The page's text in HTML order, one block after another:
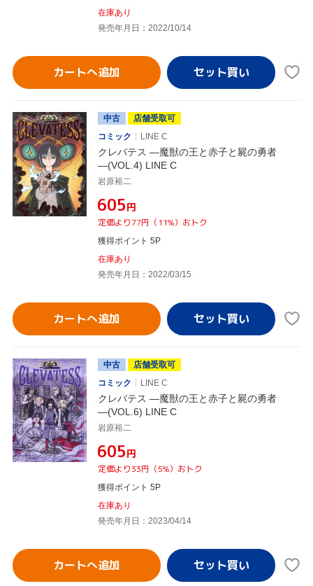
在庫あり
発売年月日：2022/10/14
カートへ追加
中古
店舗受取可
コミック
LINE C
クレバテス ―魔獣の王と赤子と屍の勇者
―(VOL.4) LINE C
岩原裕二
¥605円
定価より77円（11%）おトク
獲得ポイント 5P
在庫あり
発売年月日：2022/03/15
カートへ追加
中古
店舗受取可
コミック
LINE C
クレバテス ―魔獣の王と赤子と屍の勇者
―(VOL.6) LINE C
岩原裕二
¥605円
定価より33円（5%）おトク
獲得ポイント 5P
在庫あり
発売年月日：2023/04/14
カートへ追加